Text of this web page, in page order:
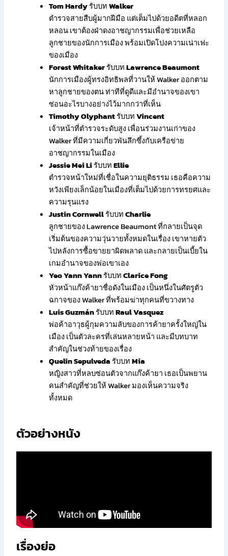
Tom HardyรับบทWalker
ตำรวจสายสืบผู้มากฝีมือ แต่เต็มไปด้วยอดีตที่หลอก
หลอน เขาต้องฝ่าดงอาชญากรรมเพื่อช่วยเหลือ
ลูกชายของนักการเมือง พร้อมเปิดโปงความเน่าเฟะ
ของเมือง
Forest WhitakerรับบทLawrence Beaumont
นักการเมืองผู้ทรงอิทธิพลที่วานให้ Walker ออกตาม
หาลูกชายของตน ท่าทีที่ดูดีและมีอำนาจของเขา
ซ่อนอะไรบางอย่างไว้มากกว่าที่เห็น
Timothy OlyphantรับบทVincent
เจ้าหน้าที่ตำรวจระดับสูง เพื่อนร่วมงานเก่าของ
Walker ที่มีความเกี่ยวพันลึกซึ้งกับเครือข่าย
อาชญากรรมในเมือง
Jessie Mei LiรับบทEllie
ตำรวจหน้าใหม่ที่เชื่อในความยุติธรรม เธอคือความ
หวังเพียงเล็กน้อยในเมืองที่เต็มไปด้วยการทรยศและ
ความรุนแรง
Justin CornwellรับบทCharlie
ลูกชายของ Lawrence Beaumont ที่กลายเป็นจุด
เริ่มต้นของความวุ่นวายทั้งหมดในเรื่อง เขาหายตัว
ไปหลังการซื้อขายยาผิดพลาด และกลายเป็นเบี้ยใน
เกมอำนาจของพ่อเขาเอง
Yeo Yann YannรับบทClarice Fong
หัวหน้าแก๊งค้ายาชื่อดังในเมือง เป็นหนึ่งในศัตรูตัว
ฉกาจของ Walker ที่พร้อมฆ่าทุกคนที่ขวางทาง
Luis GuzmánรับบทRaul Vasquez
พ่อค้าอาวุธผู้กุมความลับของการค้ายาครั้งใหญ่ใน
เมือง เป็นตัวละครที่เล่นหลายหน้า และมีบทบาท
สำคัญในช่วงท้ายของเรื่อง
Quelin SepulvedaรับบทMia
หญิงสาวที่หลบซ่อนตัวจากแก๊งค้ายา เธอเป็นพยาน
คนสำคัญที่ช่วยให้ Walker มองเห็นความจริง
ทั้งหมด
ตัวอย่างหนัง
เรื่องย่อ